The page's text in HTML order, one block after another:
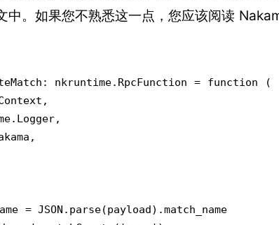
中。如果您不熟悉这一点，您应该阅读
nkruntime.RpcFunction = function (